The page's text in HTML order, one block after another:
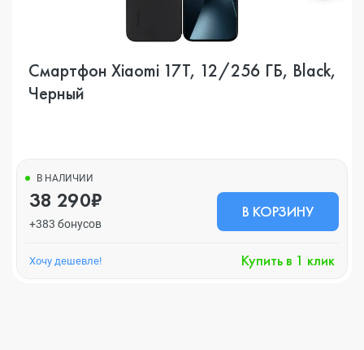
Смартфон Xiaomi 17T, 12/256 ГБ, Black,
Черный
В НАЛИЧИИ
38 290₽
+383 бонусов
В КОРЗИНУ
Хочу дешевле! Купить в 1 клик